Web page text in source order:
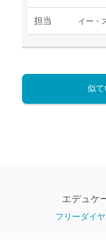
担当 イー・
似て
エデュケ
フリーダイヤ